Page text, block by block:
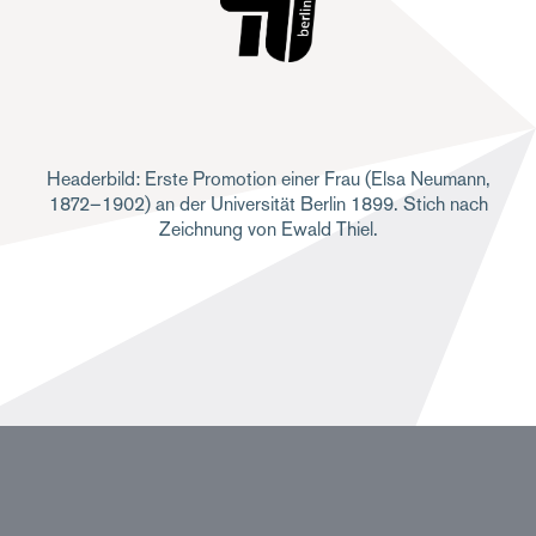
Headerbild: Erste Promotion einer Frau (Elsa Neumann,
1872–1902) an der Universität Berlin 1899. Stich nach
Zeichnung von Ewald Thiel.